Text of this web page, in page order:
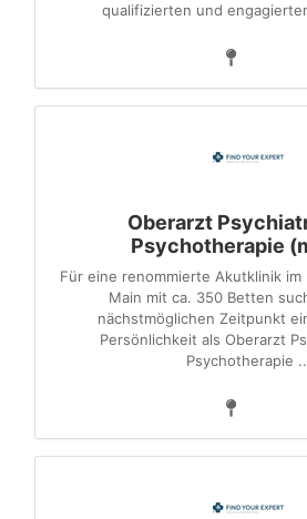
qualifizierten und
Oberarzt
Psychotherapie
Für eine renommierte Akutklinik im
Main mit ca. 350 Betten
nächstmöglichen Zeitpunkt
Persönlichkeit als Oberarzt
Psychotherapie